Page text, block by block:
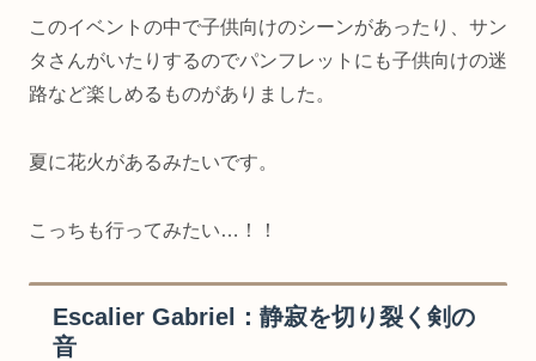
このイベントの中で子供向けのシーンがあったり、サン
タさんがいたりするのでパンフレットにも子供向けの迷
路など楽しめるものがありました。
夏に花火があるみたいです。
こっちも行ってみたい…！！
Escalier Gabriel：静寂を切り裂く剣の
音